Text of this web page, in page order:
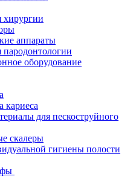
хирургии
аппараты
оборудование
кариеса
для пескоструйного
скалеры
гигиены полости